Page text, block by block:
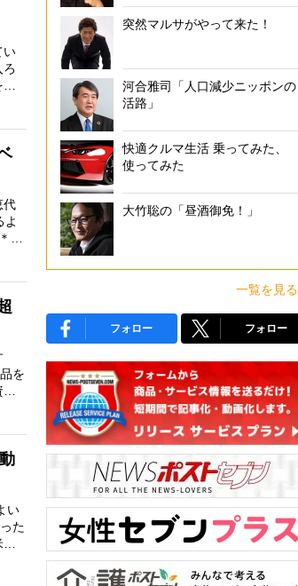
い
代
よ
＊
を
い
た
突然マルサがやって来た！
河合雅司「人口減少ニッポンの
活路」
快適クルマ生活 乗ってみた、
使ってみた
大竹聡の「昼酒御免！」
一覧を見る
フォロー フォロー